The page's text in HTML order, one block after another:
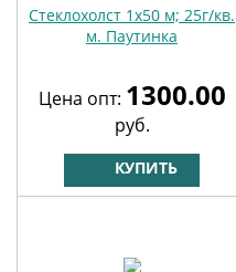
Стеклохолст 1х50 м; 25г/кв.
м. Паутинка
Цена опт: 1300.00
руб.
КУПИТЬ